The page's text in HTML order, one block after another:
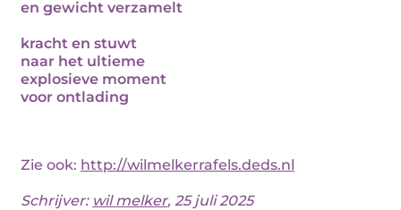
en gewicht verzamelt
kracht en stuwt
naar het ultieme
explosieve moment
voor ontlading
Zie ook: http://wilmelkerrafels.deds.nl
Schrijver: wil melker, 25 juli 2025